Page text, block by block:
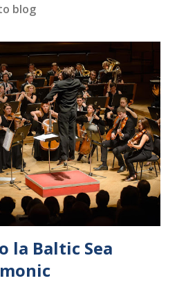
blog
la Baltic Sea